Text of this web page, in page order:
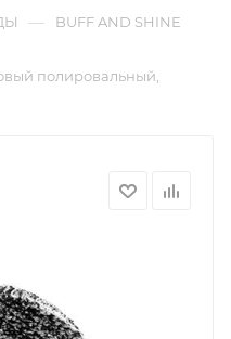
— BUFF AND SHINE
полировальный,